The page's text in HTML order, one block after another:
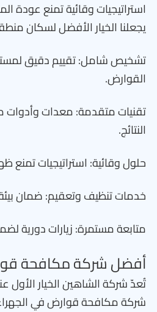
استراتيجيات وقائية تمنع عودة
يجعلنا الخيار الأفضل لسكان
تشخيص شامل: تقييم دقيق
القوارض.
تقنيات متقدمة: معدات
النتائج.
حلول وقائية: استراتيجيات تمنع
خدمات تنظيف وتعقيم: ضمان
متابعة مستمرة: زيارات دورية
أفضل شركة مكافحة
تُعدّ شركة الشاهين الخيار
شركة مكافحة قوارض في